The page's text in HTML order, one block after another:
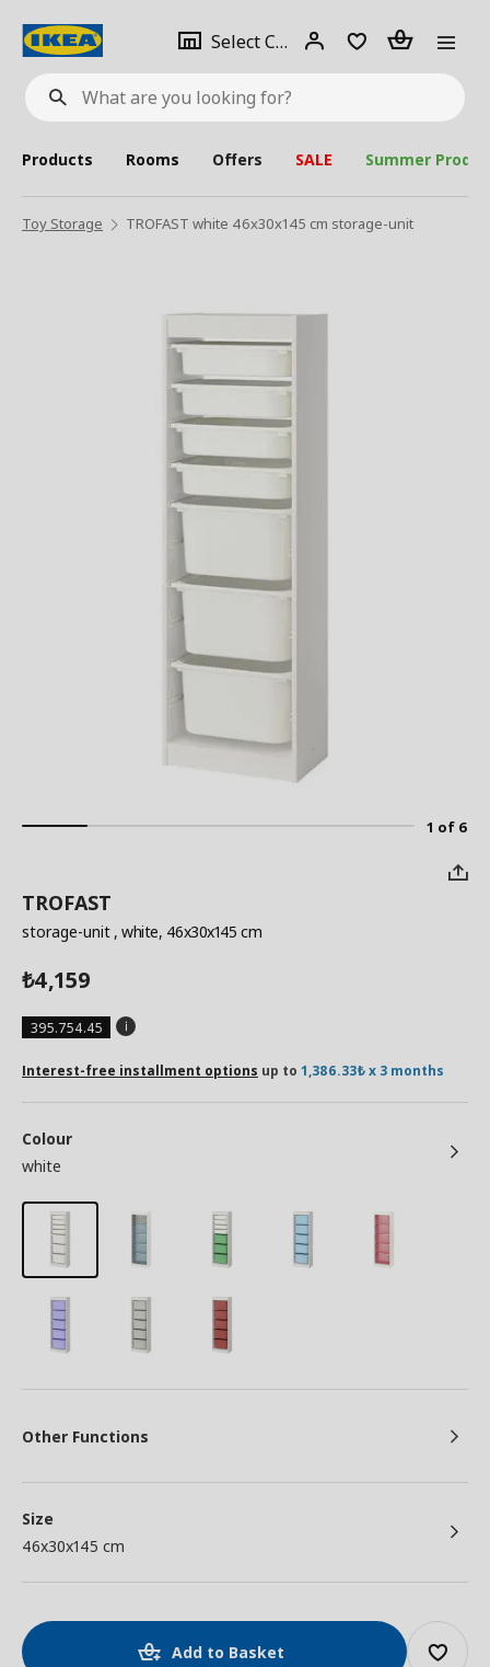
What
are
looking
for?
Select City Select
city
Login Piece(s)
Products Rooms Offers SALE Summer
Toy Storage TROFAST white 46x30x145 cm storage-unit
1 of 6
TROFAST
storage-unit , white, 46x30x145 cm
₺4,159
395.754.45
Interest-free installment options up to 1,386.33₺ x 3 months
Colour
white
Other Functions
Size
46x30x145 cm
Add to Basket